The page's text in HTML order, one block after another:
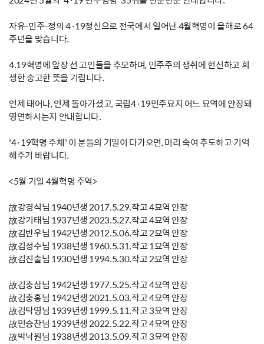
자유-민주-정의 4·19정신으로 전국에서 일어난 4월혁명이 올해로 64
주년을 맞습니다.
4.19혁명에 앞장 선 고인들을 추모하며, 민주주의 쟁취에 헌신하고 희
생한 숭고한 뜻을 기립니다.
언제 태어나, 언제 돌아가셨고, 국립4·19민주묘지 어느 묘역에 안장돼
영면하시는지 안내합니다.
'4·19혁명 주체' 이 분들의 기일이 다가오면, 머리 숙여 추도하고 기억
해주기 바랍니다.
<5월 기일 4월혁명 주역>
故강경식님 1940년생 2017.5.29.작고 4묘역 안장
故강기태님 1937년생 2023.5.27.작고 4묘역 안장
故김반우님 1942년생 2012.5.06.작고 2묘역 안장
故김성수님 1938년생 1960.5.31.작고 1묘역 안장
故김진출님 1930년생 1994.5.30.작고 2묘역 안장
故김충삼님 1942년생 1977.5.25.작고 4묘역 안장
故김충홍님 1942년생 2021.5.03.작고 4묘역 안장
故김탁영님 1939년생 1999.5.11.작고 3묘역 안장
故민승찬님 1939년생 2022.5.22.작고 4묘역 안장
故박낙원님 1938년생 2013.5.09.작고 3묘역 안장